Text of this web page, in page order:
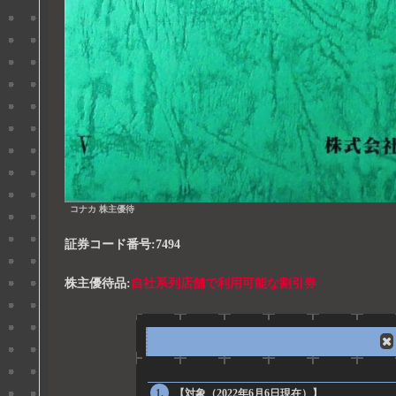
コナカ 株主優待
証券コード番号:7494
株主優待品: 自社系列店舗で利用可能な割引券
【対象（2022年6月6日現在）】